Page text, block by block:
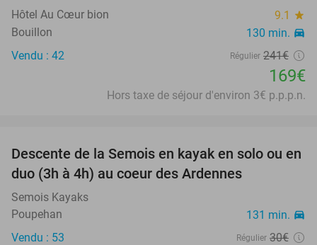
Hôtel Au Cœur bion 9.1 star
Bouillon 130 min. directions_car
Vendu : 42 Régulier 241€
169€
Hors taxe de séjour d'environ 3€ p.p.p.n.
37%
Descente de la Semois en kayak en solo ou en
duo (3h à 4h) au coeur des Ardennes
Semois Kayaks
Poupehan
131 min. directions_car
Vendu : 53 Régulier 30€